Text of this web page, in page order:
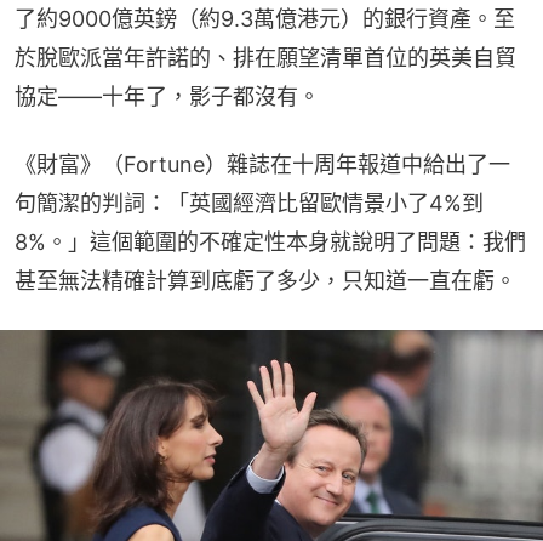
了約9000億英鎊（約9.3萬億港元）的銀行資產。至
於脫歐派當年許諾的、排在願望清單首位的英美自貿
協定——十年了，影子都沒有。
《財富》（Fortune）雜誌在十周年報道中給出了一
句簡潔的判詞：「英國經濟比留歐情景小了4%到
8%。」這個範圍的不確定性本身就說明了問題：我們
甚至無法精確計算到底虧了多少，只知道一直在虧。